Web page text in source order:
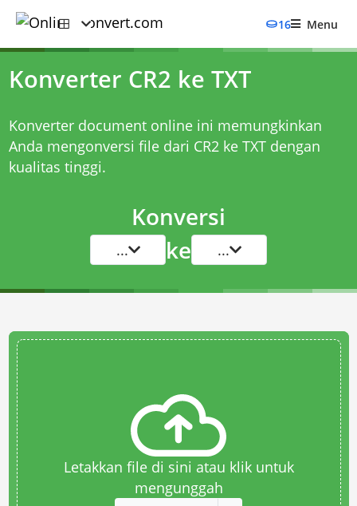
16 Menu
Konverter CR2 ke TXT
Konverter document online ini memungkinkan
Anda mengonversi file dari CR2 ke TXT dengan
kualitas tinggi.
Konversi
... ke ...
Letakkan file di sini atau klik untuk
mengunggah